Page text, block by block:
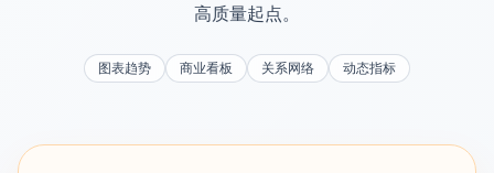
高质量起点。
图表趋势 商业看板 关系网络 动态指标